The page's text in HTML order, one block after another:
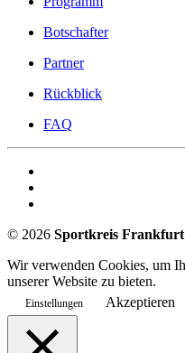
Botschafter
Partner
Rückblick
FAQ
© 2026 Sportkreis Frankfurt
Wir verwenden Cookies, um
unserer Website zu bieten.
Einstellungen Akzeptieren